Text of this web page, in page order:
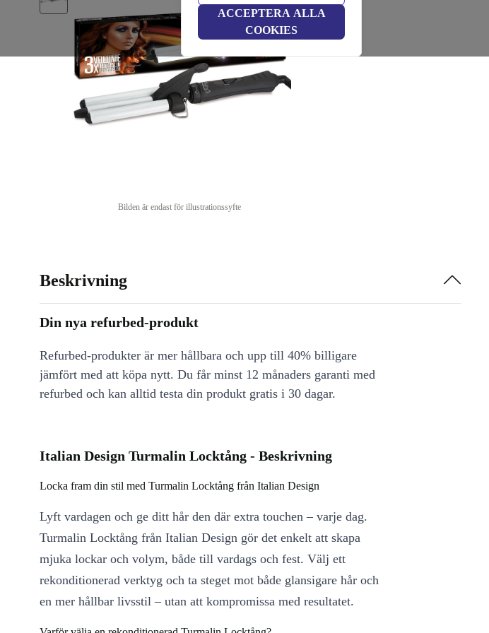
ACCEPTERA ALLA
COOKIES
Bilden är endast för illustrationssyfte
Beskrivning
Din nya refurbed-produkt
Refurbed-produkter är mer hållbara och upp till 40% billigare
jämfört med att köpa nytt. Du får minst 12 månaders garanti med
refurbed och kan alltid testa din produkt gratis i 30 dagar.
Italian Design Turmalin Locktång - Beskrivning
Locka fram din stil med Turmalin Locktång från Italian Design
Lyft vardagen och ge ditt hår den där extra touchen – varje dag.
Turmalin Locktång från Italian Design gör det enkelt att skapa
mjuka lockar och volym, både till vardags och fest. Välj ett
rekonditionerad verktyg och ta steget mot både glansigare hår och
en mer hållbar livsstil – utan att kompromissa med resultatet.